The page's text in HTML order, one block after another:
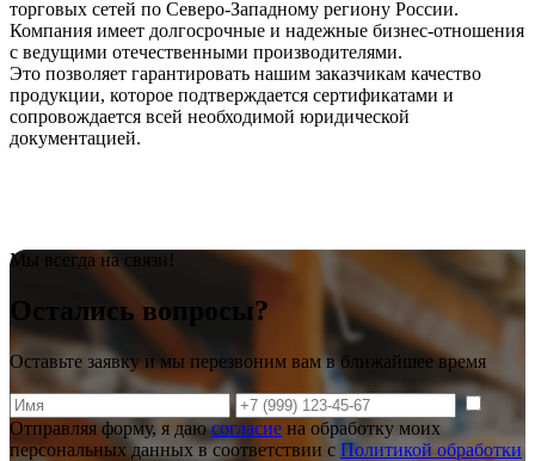
торговых сетей по Северо-Западному региону России.
Компания имеет долгосрочные и надежные бизнес-отношения
с ведущими отечественными производителями.
Это позволяет гарантировать нашим заказчикам качество
продукции, которое подтверждается сертификатами и
сопровождается всей необходимой юридической
документацией.
Мы всегда на связи!
Остались вопросы?
Оставьте заявку и мы перезвоним вам в ближайшее время
Отправляя форму, я даюсогласие на обработку моих
персональных данных в соответствии с Политикой обработки